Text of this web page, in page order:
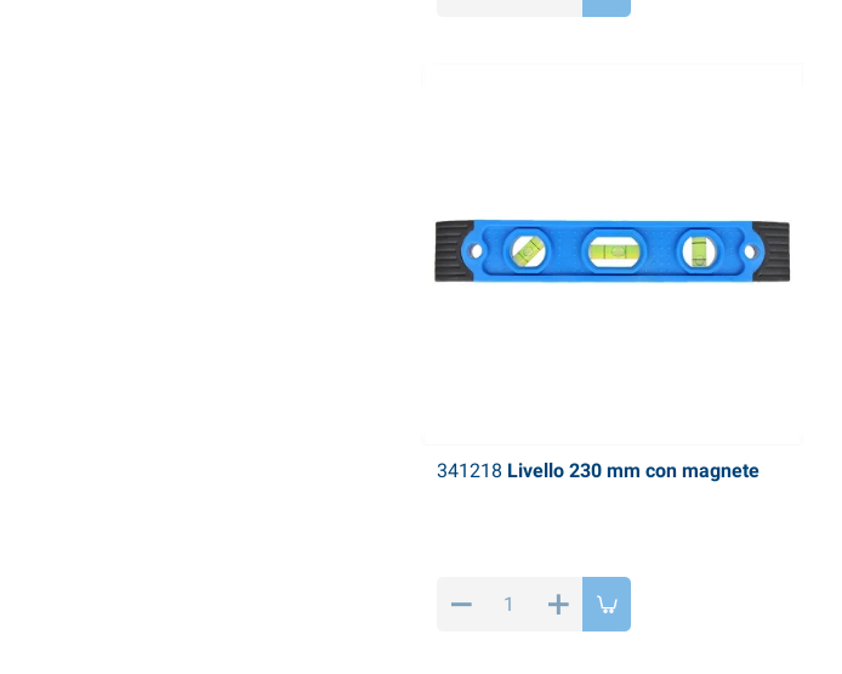
341218 Livello 230 mm con magnete